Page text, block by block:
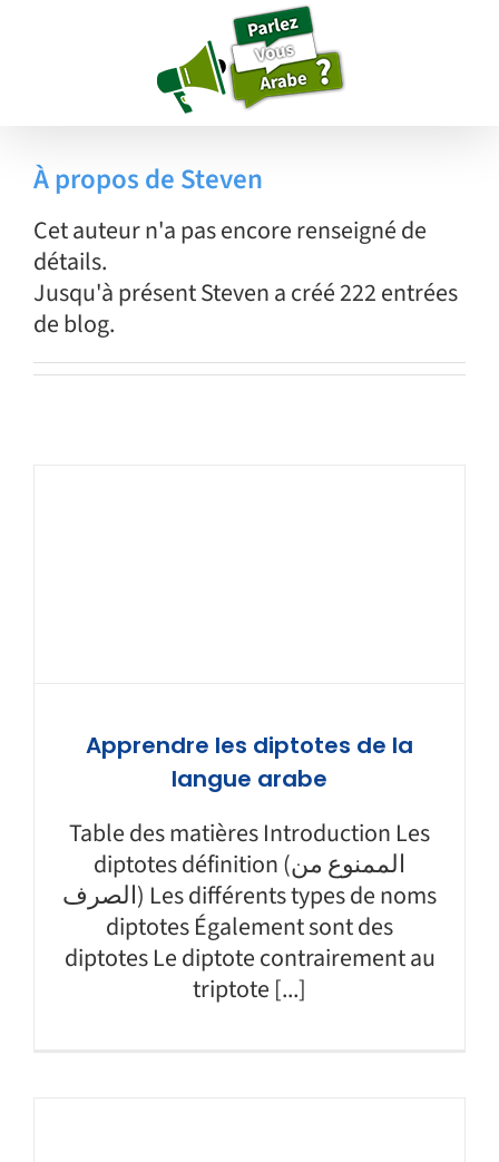
À propos deSteven
Cet auteur n'a pas encore renseigné de
détails.
Jusqu'à présent Steven a créé 222 entrées
de blog.
Apprendre les diptotes de la
langue arabe
Table des matières Introduction Les
diptotes définition (الممنوع من
الصرف) Les différents types de noms
diptotes Également sont des
diptotes Le diptote contrairement au
triptote [...]